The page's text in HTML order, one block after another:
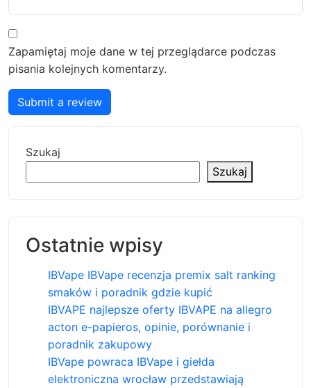
Zapamiętaj moje dane w tej przeglądarce podczas
pisania kolejnych komentarzy.
Submit a review
Szukaj
Szukaj
Ostatnie wpisy
IBVape IBVape recenzja premix salt ranking
smaków i poradnik gdzie kupić
IBVAPE najlepsze oferty IBVAPE na allegro
acton e-papieros, opinie, porównanie i
poradnik zakupowy
IBVape powraca IBVape i giełda
elektroniczna wrocław przedstawiają